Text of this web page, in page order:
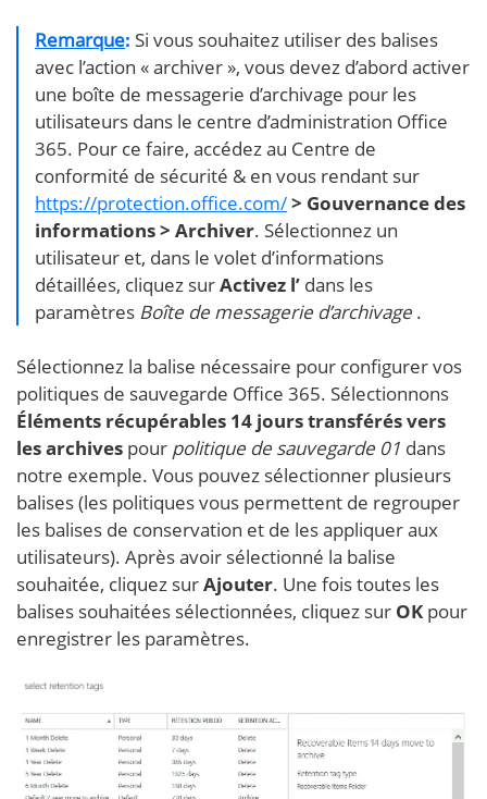
Remarque: Si vous souhaitez utiliser des balises
avec l’action « archiver », vous devez d’abord activer
une boîte de messagerie d’archivage pour les
utilisateurs dans le centre d’administration Office
365. Pour ce faire, accédez au Centre de
conformité de sécurité & en vous rendant sur
https://protection.office.com/> Gouvernance des
informations > Archiver. Sélectionnez un
utilisateur et, dans le volet d’informations
détaillées, cliquez surActivez l’ dans les
paramètres Boîte de messagerie d’archivage .
Sélectionnez la balise nécessaire pour configurer vos
politiques de sauvegarde Office 365. Sélectionnons
Éléments récupérables 14 jours transférés vers
les archives pour politique de sauvegarde 01 dans
notre exemple. Vous pouvez sélectionner plusieurs
balises (les politiques vous permettent de regrouper
les balises de conservation et de les appliquer aux
utilisateurs). Après avoir sélectionné la balise
souhaitée, cliquez surAjouter. Une fois toutes les
balises souhaitées sélectionnées, cliquez sur OK pour
enregistrer les paramètres.